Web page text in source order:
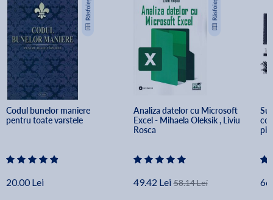
Codul bunelor maniere
pentru toate varstele
20.00 Lei
Analiza datelor cu Microsoft
Excel - Mihaela Oleksik , Liviu
Rosca
49.42 Lei 58.14 Lei